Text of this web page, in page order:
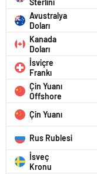
Avustralya
Doları
Kanada
Doları
İsviçre
Frankı
Çin Yuanı
Offshore
Çin Yuanı
Rus Rublesi
İsveç
Kronu